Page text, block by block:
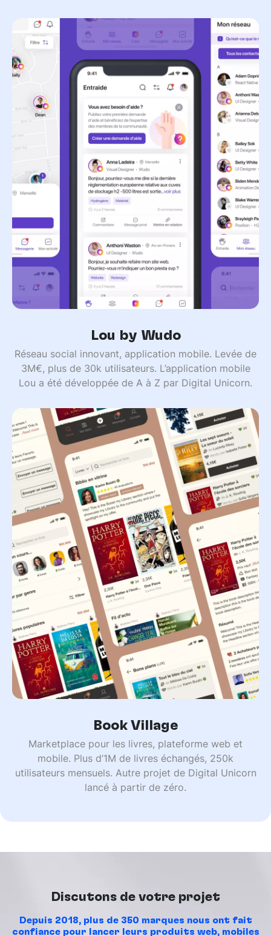
Lou by Wudo
Réseau social innovant, application mobile. Levée de
3M€, plus de 30k utilisateurs. L’application mobile
Lou a été développée de A à Z par Digital Unicorn.
Book Village
Marketplace pour les livres, plateforme web et
mobile. Plus d’1M de livres échangés, 250k
utilisateurs mensuels. Autre projet de Digital Unicorn
lancé à partir de zéro.
Discutons de votre projet
Depuis 2018, plus de 350 marques nous ont fait
confiance pour lancer leurs produits web, mobiles